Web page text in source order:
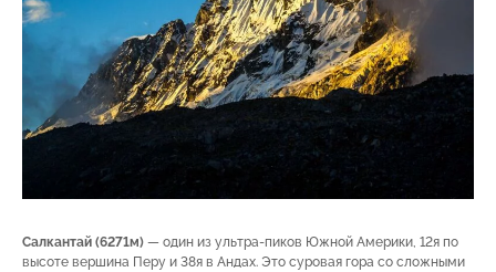
Салкантай (6271м) — один из ультра-пиков Южной Америки, 12я по
высоте вершина Перу и 38я в Андах. Это суровая гора со сложными